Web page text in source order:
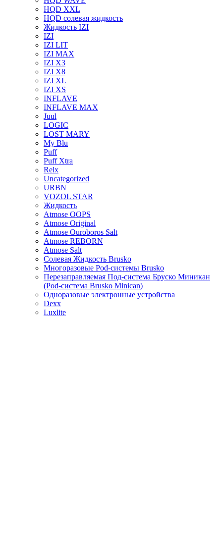
HQD XXL
HQD солевая жидкость
Жидкость IZI
IZI
IZI LIT
IZI MAX
IZI X3
IZI X8
IZI XL
IZI XS
INFLAVE
INFLAVE MAX
Juul
LOGIC
LOST MARY
My Blu
Puff
Puff Xtra
Relx
Uncategorized
URBN
VOZOL STAR
Жидкость
Atmose OOPS
Atmose Original
Atmose Ouroboros Salt
Atmose REBORN
Atmose Salt
Солевая Жидкость Brusko
Многоразовые Pod-системы Brusko
Перезаправляемая Под-система Бруско Миникан
(Pod-система Brusko Minican)
Одноразовые электронные устройства
Dexx
Luxlite